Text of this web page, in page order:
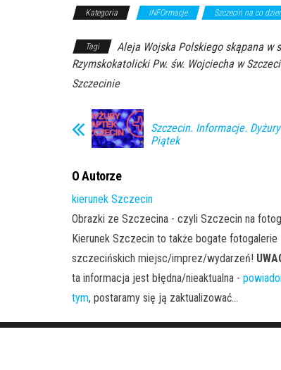
Kategoria INFOrmacje Szczecin na co
Tagi Aleja Wojska Polskiego skąpana w
Rzymskokatolicki Pw. św. Wojciecha w
Szczecinie
Szczecin. Informacje.
Piątek
O Autorze
kierunek Szczecin
Obrazki ze Szczecina - czyli Szczecin na
Kierunek Szczecin to także bogate fotogalerie
szczecińskich miejsc/imprez/wydarzeń!
ta informacja jest błędna/nieaktualna -
tym, postaramy się ją zaktualizować...